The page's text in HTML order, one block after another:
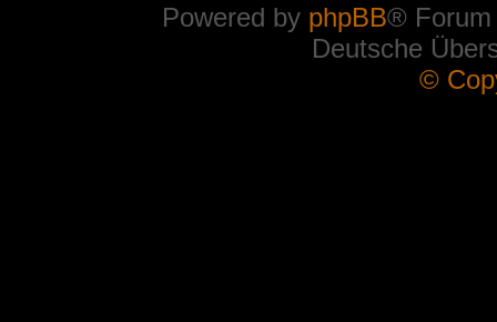
Powered by phpBB®
Deutsche
©